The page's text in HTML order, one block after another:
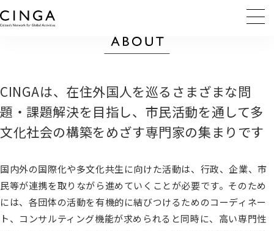
CINGAは、在住外国人を巡るさまざまな問
題・課題解決を目指し、 市民活動を通して多
文化社会の構築をめざす専門家の集まりです
国内外の国際化や多文化共生に向けた活動は、行政、企業、市
民等が連携を取りながら進めていくことが必要です。そのため
には、各団体の活動を有機的に結びつけるためのコーディネー
ト、コンサルティング機能が求められると同時に、高い専門性